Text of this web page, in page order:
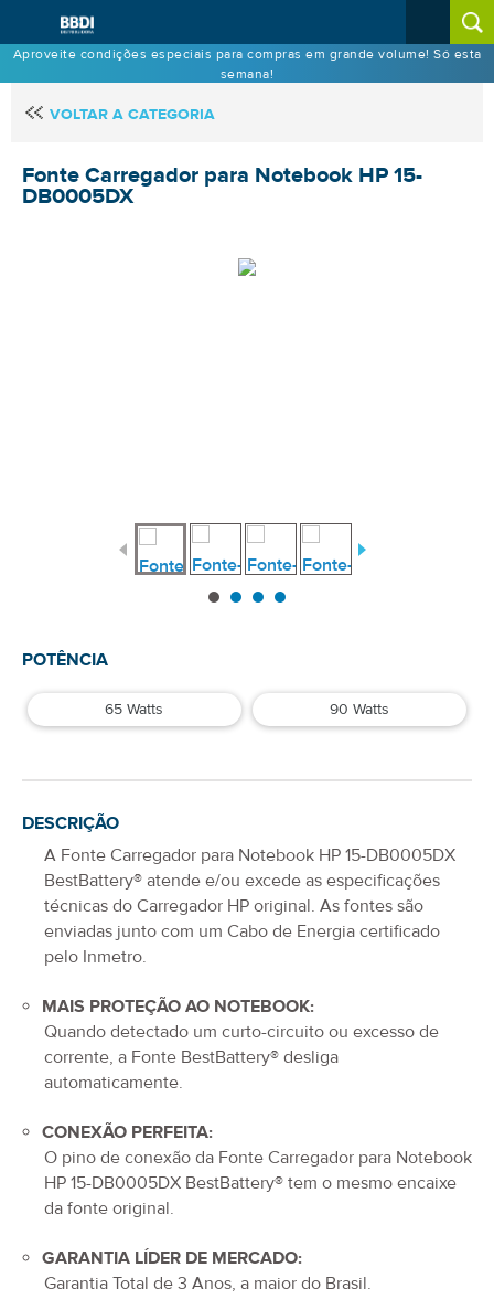
Aproveite condições especiais para compras em grande volume! Só esta
semana!
VOLTAR A CATEGORIA
Fonte Carregador para Notebook HP 15-
DB0005DX
POTÊNCIA
65 Watts 90 Watts
DESCRIÇÃO
A Fonte Carregador para Notebook HP 15-DB0005DX
BestBattery® atende e/ou excede as especificações
técnicas do Carregador HP original. As fontes são
enviadas junto com um Cabo de Energia certificado
pelo Inmetro.
MAIS PROTEÇÃO AO NOTEBOOK:
Quando detectado um curto-circuito ou excesso de
corrente, a Fonte BestBattery® desliga
automaticamente.
CONEXÃO PERFEITA:
O pino de conexão da Fonte Carregador para Notebook
HP 15-DB0005DX BestBattery® tem o mesmo encaixe
da fonte original.
GARANTIA LÍDER DE MERCADO:
Garantia Total de 3 Anos, a maior do Brasil.